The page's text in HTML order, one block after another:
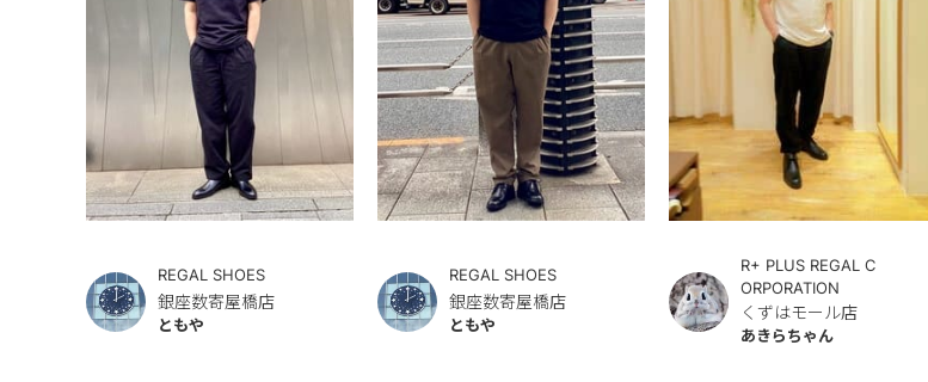
REGAL SHOES
銀座数寄屋橋店
ともや
REGAL SHOES
銀座数寄屋橋店
ともや
R+ PLUS REGAL C
ORPORATION
くずはモール店
あきらちゃん